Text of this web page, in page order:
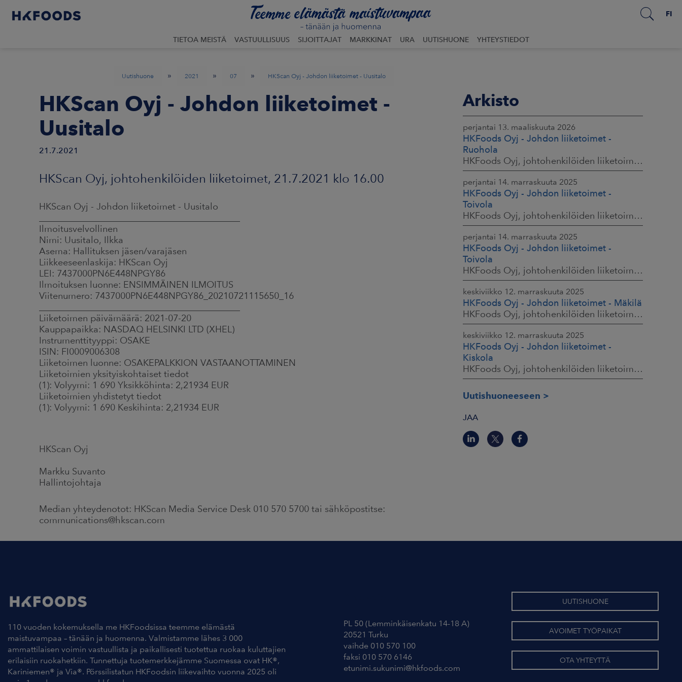
FI
TIETOA MEISTÄ VASTUULLISUUS SIJOITTAJAT MARKKINAT URA UUTISHUONE YHTEYSTIEDOT
Uutishuone » 2021 » 07 » HKScan Oyj - Johdon liiketoimet - Uusitalo
HKScan Oyj - Johdon liiketoimet -
Uusitalo
21.7.2021
HKScan Oyj, johtohenkilöiden liiketoimet, 21.7.2021 klo 16.00
HKScan Oyj - Johdon liiketoimet - Uusitalo
Ilmoitusvelvollinen
Nimi: Uusitalo, Ilkka
Asema: Hallituksen jäsen/varajäsen
Liikkeeseenlaskija: HKScan Oyj
LEI: 7437000PN6E448NPGY86
Ilmoituksen luonne: ENSIMMÄINEN ILMOITUS
Viitenumero: 7437000PN6E448NPGY86_20210721115650_16
Liiketoimen päivämäärä: 2021-07-20
Kauppapaikka: NASDAQ HELSINKI LTD (XHEL)
Instrumenttityyppi: OSAKE
ISIN: FI0009006308
Liiketoimen luonne: OSAKEPALKKION VASTAANOTTAMINEN
Liiketoimien yksityiskohtaiset tiedot
(1): Volyymi: 1 690 Yksikköhinta: 2,21934 EUR
Liiketoimien yhdistetyt tiedot
(1): Volyymi: 1 690 Keskihinta: 2,21934 EUR
HKScan Oyj
Markku Suvanto
Hallintojohtaja
Median yhteydenotot: HKScan Media Service Desk 010 570 5700 tai sähköpostitse:
communications@hkscan.com
Arkisto
perjantai 13. maaliskuuta 2026
HKFoods Oyj - Johdon liiketoimet -
Ruohola
HKFoods Oyj, johtohenkilöiden liiketoimet, 13.3.2026 klo 9.30
perjantai 14. marraskuuta 2025
HKFoods Oyj - Johdon liiketoimet -
Toivola
HKFoods Oyj, johtohenkilöiden liiketoimet, 14.11.2025 klo 14.00
perjantai 14. marraskuuta 2025
HKFoods Oyj - Johdon liiketoimet -
Toivola
HKFoods Oyj, johtohenkilöiden liiketoimet, 14.11.2025 klo 11.30
keskiviikko 12. marraskuuta 2025
HKFoods Oyj - Johdon liiketoimet - Mäkilä
HKFoods Oyj, johtohenkilöiden liiketoimet, 12.11.2025 klo 18.00
keskiviikko 12. marraskuuta 2025
HKFoods Oyj - Johdon liiketoimet -
Kiskola
HKFoods Oyj, johtohenkilöiden liiketoimet, 12.11.2025 klo 18.00
Uutishuoneeseen
JAA
110 vuoden kokemuksella me HKFoodsissa teemme elämästä
maistuvampaa – tänään ja huomenna. Valmistamme lähes 3 000
ammattilaisen voimin vastuullista ja paikallisesti tuotettua ruokaa kuluttajien
erilaisiin ruokahetkiin. Tunnettuja tuotemerkkejämme Suomessa ovat HK®,
Kariniemen® ja Via®. Pörssilistatun HKFoodsin liikevaihto vuonna 2025 oli
PL 50 (Lemminkäisenkatu 14-18 A)
20521 Turku
vaihde 010 570 100
faksi 010 570 6146
etunimi.sukunimi@hkfoods.com
UUTISHUONE
AVOIMET TYÖPAIKAT
OTA YHTEYTTÄ